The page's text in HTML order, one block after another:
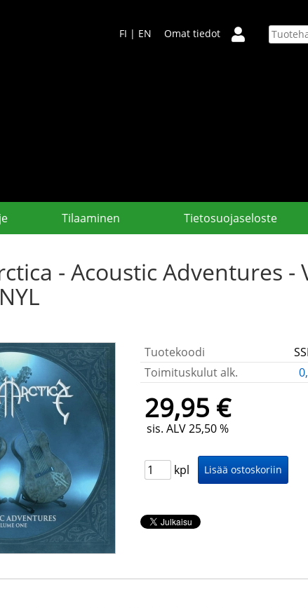
FI | EN Omat tiedot
Tilaaminen Tietosuojaseloste
- Acoustic Adventures -
Tuotekoodi
Toimituskulut alk.
29,95 €
sis. ALV 25,50 %
kpl